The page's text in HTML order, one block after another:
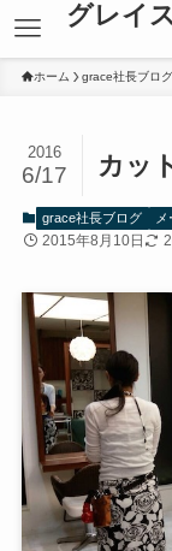
グレイ
ホーム grace社長ブログ
カッ
2016
6/17
grace社長ブログ
2015年8月10日